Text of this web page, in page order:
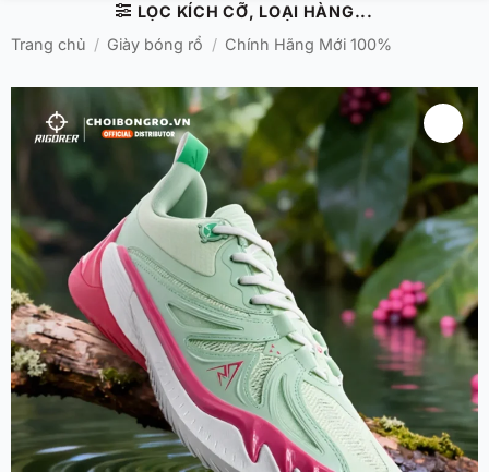
LỌC KÍCH CỠ, LOẠI HÀNG...
Trang chủ / Giày bóng rổ / Chính Hãng Mới 100%